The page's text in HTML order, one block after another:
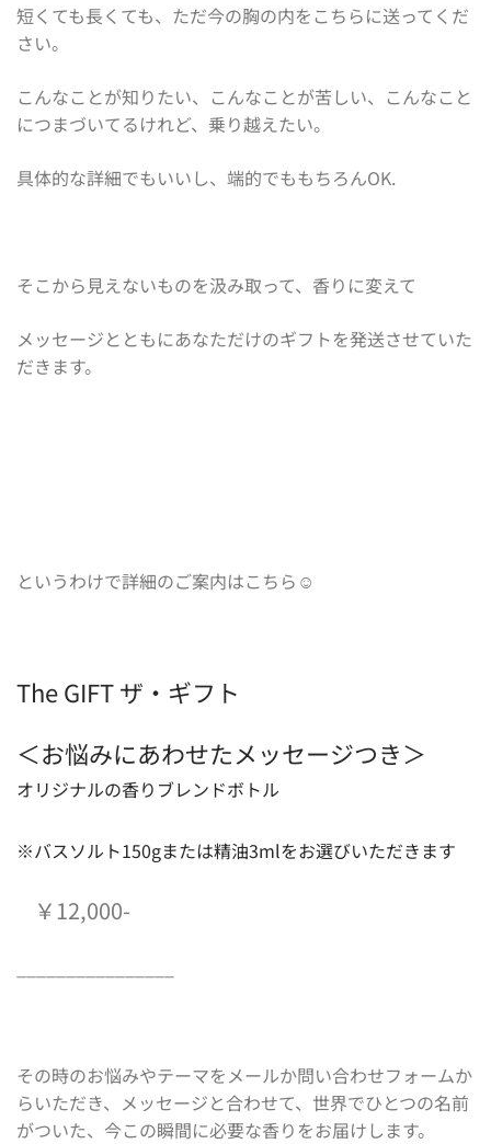
短くても長くても、ただ今の胸の内をこちらに送ってくだ
さい。
こんなことが知りたい、こんなことが苦しい、こんなこと
につまづいてるけれど、乗り越えたい。
具体的な詳細でもいいし、端的でももちろんOK.
そこから見えないものを汲み取って、香りに変えて
メッセージとともにあなただけのギフトを発送させていた
だきます。
というわけで詳細のご案内はこちら☺️
The GIFT ザ・ギフト
＜お悩みにあわせたメッセージつき＞
オリジナルの香りブレンドボトル
※バスソルト150gまたは精油3mlをお選びいただきます
￥12,000-
その時のお悩みやテーマをメールか問い合わせフォームか
らいただき、メッセージと合わせて、世界でひとつの名前
がついた、今この瞬間に必要な香りをお届けします。